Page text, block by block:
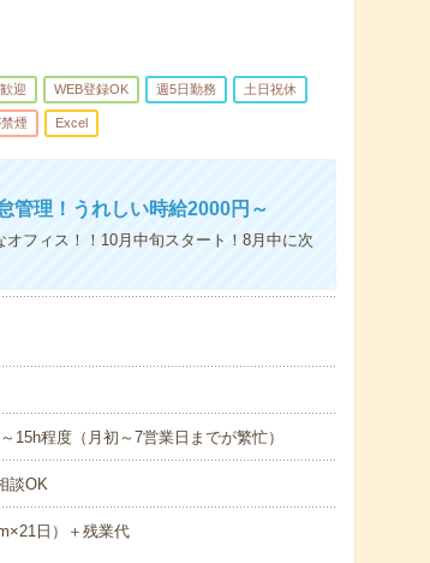
迎 WEB登録OK 週5日勤務 土日祝休
煙 Excel
管理！うれしい時給2000円～
フィス！！10月中旬スタート！8月中に次
15h程度（月初～7営業日までが繁忙）
談OK
日）＋残業代